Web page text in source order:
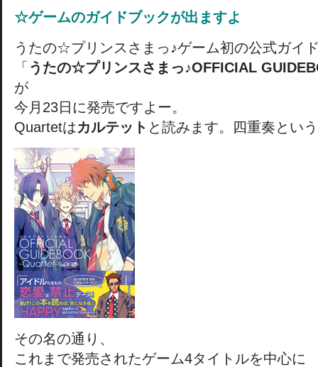
☆ゲームのガイドブックが出ますよ
うたの☆プリンスさまっ♪ゲーム初の公式ガイ
「 うたの☆プリンスさまっ♪OFFICIAL
が
今月23日に発売ですよー。
Quartetはカルテット と読みます。四重奏とい
その名の通り、
これまで発売されたゲーム4タイトルを中心に